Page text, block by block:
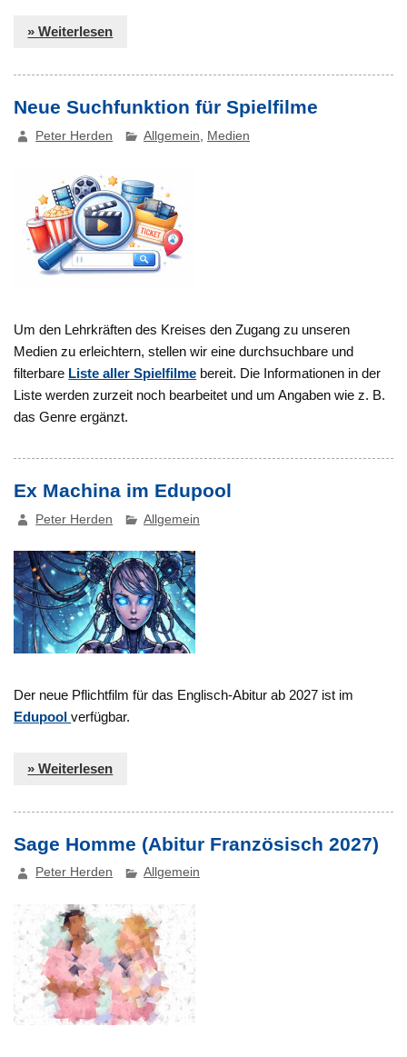
» Weiterlesen
Neue Suchfunktion für Spielfilme
Peter Herden Allgemein Medien
Um den Lehrkräften des Kreises den Zugang zu unseren
Medien zu erleichtern, stellen wir eine durchsuchbare und
filterbare Liste aller Spielfilme bereit. Die Informationen in der
Liste werden zurzeit noch bearbeitet und um Angaben wie z. B.
das Genre ergänzt.
Ex Machina im Edupool
Peter Herden Allgemein
Der neue Pflichtfilm für das Englisch-Abitur ab 2027 ist im
Edupoolverfügbar.
» Weiterlesen
Sage Homme (Abitur Französisch 2027)
Peter Herden Allgemein